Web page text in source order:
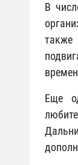
В
также
Еще